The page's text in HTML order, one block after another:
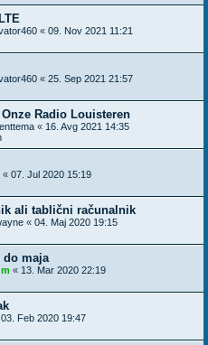
« 09. Nov 2021 11:21
« 25. Sep 2021 21:57
Radio Louisteren
« 16. Avg 2021 14:35
« 07. Jul 2020 15:19
ali tablični računalnik
« 04. Maj 2020 19:15
do maja
« 13. Mar 2020 22:19
03. Feb 2020 19:47